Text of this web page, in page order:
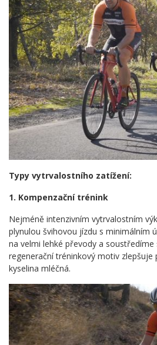
Typy vytrvalostního zatížení:
1. Kompenzační trénink
Nejméně intenzivním vytrvalostním
plynulou švihovou jízdu s minimálním
na velmi lehké převody a
regenerační tréninkový motiv
kyselina mléčná.